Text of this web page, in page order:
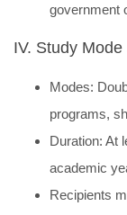
government
IV. Study
Modes:
programs,
Duration: At
academic
Recipients